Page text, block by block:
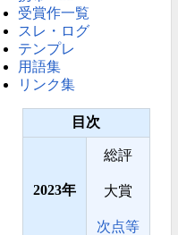
受賞作一覧
スレ・ログ
テンプレ
用語集
リンク集
目次
2023
総評
大賞
次点等